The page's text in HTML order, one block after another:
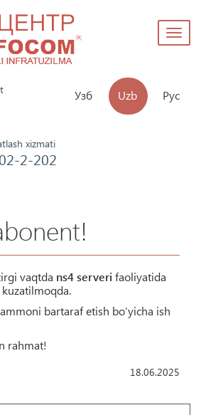
Узб Uzb Рус
xizmati
2-202
vaqtda ns4 serveri faoliyatida
bartaraf etish bo‘yicha ish
rahmat!
18.06.2025